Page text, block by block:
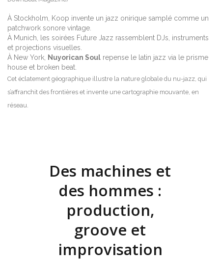
À Stockholm, Koop invente un jazz onirique samplé comme un
patchwork sonore vintage.
À Munich, les soirées Future Jazz rassemblent DJs, instruments
et projections visuelles.
À New York,
Nuyorican Soul repense le latin jazz via le prisme
house et broken beat.
Cet éclatement géographique illustre la nature globale du nu-jazz, qui
s’affranchit des frontières et invente une cartographie mouvante, en
réseau.
Des machines et
des hommes :
production,
groove et
improvisation